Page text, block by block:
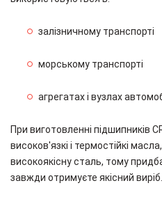
залізничному транспорті
морському транспорті
агрегатах і вузлах
При виготовленні підшипників
високов'язкі і термостійкі
високоякісну сталь, тому
завжди отримуєте якісний виріб.